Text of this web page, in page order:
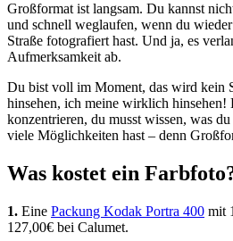
Großformat ist langsam. Du kannst
und schnell weglaufen, wenn du
Straße fotografiert hast. Und ja, es
Aufmerksamkeit ab.
Du bist voll im Moment, das wird kein
hinsehen, ich meine wirklich hinsehen!
konzentrieren, du musst wissen, was
viele Möglichkeiten hast – denn
Was kostet ein
1. Eine Packung Kodak Portra 400 mit
127,00€ bei Calumet.